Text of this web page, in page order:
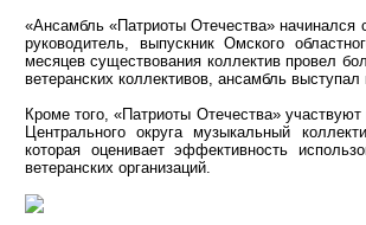
«Ансамбль «Патриоты Отечества» начинался
руководитель, выпускник Омского
месяцев существования коллектив провел
ветеранских коллективов, ансамбль
Кроме того, «Патриоты Отечества»
Центрального округа музыкальный
которая оценивает эффективность
ветеранских организаций.